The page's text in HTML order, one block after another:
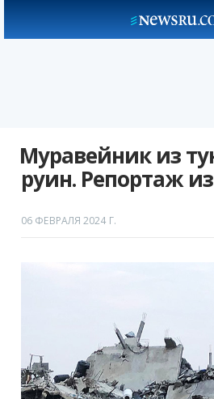
Муравейник из
руин. Репортаж
06 ФЕВРАЛЯ 2024 Г.